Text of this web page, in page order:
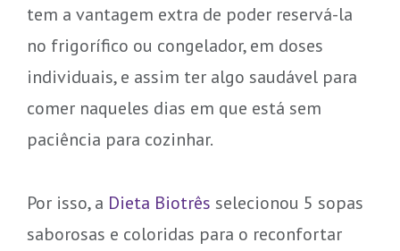
tem a vantagem extra de poder reservá-la
no frigorífico ou congelador, em doses
individuais, e assim ter algo saudável para
comer naqueles dias em que está sem
paciência para cozinhar.
Por isso, a Dieta Biotrês selecionou 5 sopas
saborosas e coloridas para o reconfortar